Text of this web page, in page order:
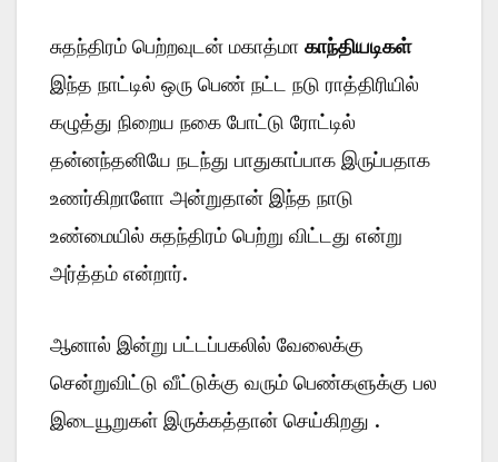
சுதந்திரம் பெற்றவுடன் மகாத்மா காந்தியடிகள்
இந்த நாட்டில் ஒரு பெண் நட்ட நடு ராத்திரியில்
கழுத்து நிறைய நகை போட்டு ரோட்டில்
தன்னந்தனியே நடந்து பாதுகாப்பாக இருப்பதாக
உணர்கிறாளோ அன்றுதான் இந்த நாடு
உண்மையில் சுதந்திரம் பெற்று விட்டது என்று
அர்த்தம் என்றார்.
ஆனால் இன்று பட்டப்பகலில் வேலைக்கு
சென்றுவிட்டு வீட்டுக்கு வரும் பெண்களுக்கு பல
இடையூறுகள் இருக்கத்தான் செய்கிறது .